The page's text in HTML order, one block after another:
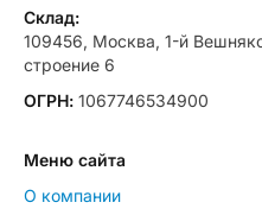
Склад:
109456, Москва, 1-й
строение 6
ОГРН: 1067746534900
Меню сайта
О компании